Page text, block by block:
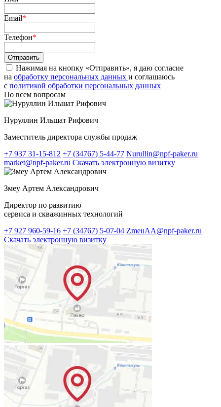
Email*
Телефон*
Нажимая на кнопку «Отправить», я даю согласие
на обработку персональных данных и соглашаюсь
c политикой обработки персональных данных
По всем вопросам
Нуруллин Ильшат Рифович
Заместитель директора службы продаж
+7 937 31-15-812 +7 (34767) 5-44-77 Nurullin@npf-paker.ru
market@npf-paker.ru Скачать электронную визитку
Змеу Артем Александрович
Директор по развитию
сервиса и скважинных технологий
+7 927 960-59-16 +7 (34767) 5-07-04 ZmeuAA@npf-paker.ru
Скачать электронную визитку